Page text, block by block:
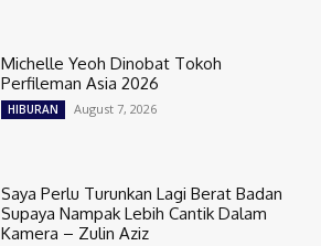
Michelle Yeoh Dinobat Tokoh
Perfileman Asia 2026
HIBURAN August 7, 2026
Saya Perlu Turunkan Lagi Berat Badan
Supaya Nampak Lebih Cantik Dalam
Kamera – Zulin Aziz